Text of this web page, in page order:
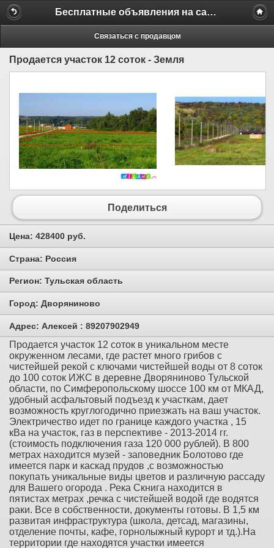
Бесплатные объявления на сайте MILAMO.ru
Связаться с продавцом
Продается участок 12 соток - Земля
Поделиться
Цена: 428400 руб.
Страна: Россия
Регион: Тульская область
Город: Дворяниново
Адрес: Алексей : 89207902949
Продается участок 12 соток в уникальном месте
окруженном лесами, где растет много грибов с
чистейшей рекой с ключами чистейшей воды от 8 соток
до 100 соток ИЖС в деревне Дворяниново Тульской
области, по Симферопольскому шоссе 100 км от МКАД,
удобный асфальтовый подъезд к участкам, дает
возможность круглогодично приезжать на ваш участок.
Электричество идет по границе каждого участка , 15
кВа на участок, газ в перспективе - 2013-2014 гг.
(стоимость подключения газа 120 000 рублей). В 800
метрах находится музей - заповедник Болотово где
имеется парк и каскад прудов ,с возможностью
покупать уникальные виды цветов и различную рассаду
для Вашего огорода . Река Скнига находится в
пятистах метрах ,речка с чистейшей водой где водятся
раки. Все в собственности, документы готовы. В 1,5 км
развитая инфраструктура (школа, детсад, магазины,
отделение почты, кафе, горнолыжный курорт и тд.).На
территории где находятся участки имеется